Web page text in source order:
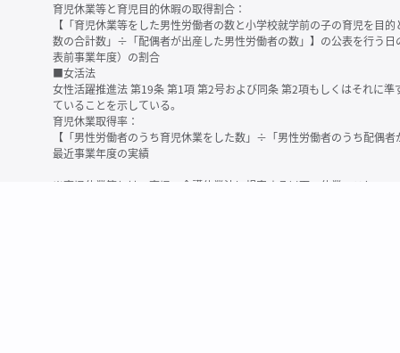
育児休業等と育児目的休暇の取得割合：
【「育児休業等をした男性労働者の数と小学校就学前の子の育児を目
数の合計数」÷「配偶者が出産した男性労働者の数」】の公表を行う
表前事業年度）の割合
■女活法
女性活躍推進法 第19条 第1項 第2号および同条 第2項もしくはそれに
ていることを示している。
育児休業取得率：
【「男性労働者のうち育児休業をした数」÷「男性労働者のうち配偶
最近事業年度の実績
※育児休業等とは、育児・介護休業法に規定する以下の休業のこと